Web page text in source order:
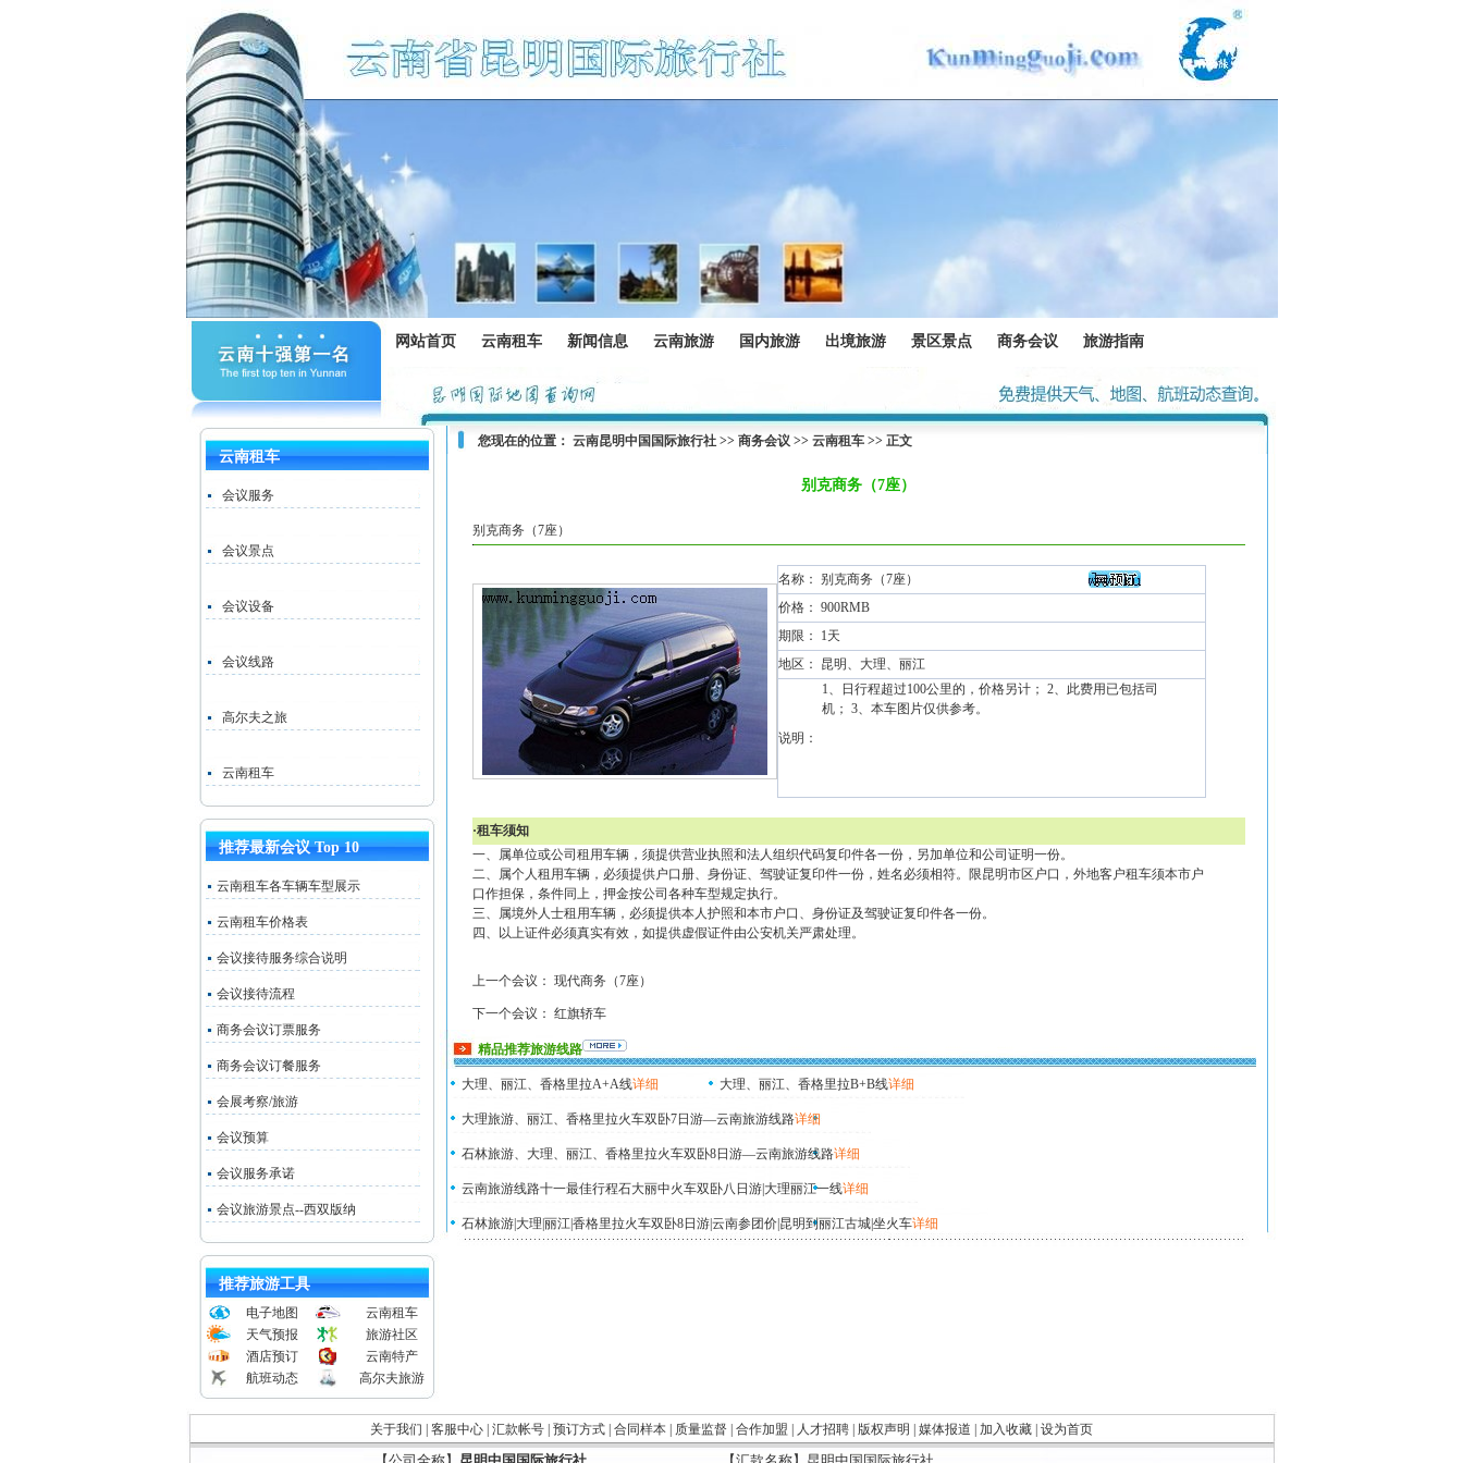
网站首页 云南租车 新闻信息 云南旅游 国内旅游 出境旅游 景区景点 商务会议 旅游指南
云南租车
会议服务
会议景点
会议设备
会议线路
高尔夫之旅
云南租车
推荐最新会议 Top 10
云南租车各车辆车型展示
云南租车价格表
会议接待服务综合说明
会议接待流程
商务会议订票服务
商务会议订餐服务
会展考察/旅游
会议预算
会议服务承诺
会议旅游景点--西双版纳
推荐旅游工具
电子地图
云南租车
天气预报
旅游社区
酒店预订
云南特产
航班动态
高尔夫旅游
您现在的位置： 云南昆明中国国际旅行社>> 商务会议>> 云南租车>> 正文
别克商务（7座）
别克商务（7座）
名称： 别克商务（7座）
价格： 900RMB
期限： 1天
地区： 昆明、大理、丽江
说明：
1、日行程超过100公里的，价格另计； 2、此费用已包括司
机； 3、本车图片仅供参考。
·租车须知
一、属单位或公司租用车辆，须提供营业执照和法人组织代码复印件各一份，另加单位和公司证明一份。
二、属个人租用车辆，必须提供户口册、身份证、驾驶证复印件一份，姓名必须相符。限昆明市区户口，外地客户租车须本市户
口作担保，条件同上，押金按公司各种车型规定执行。
三、属境外人士租用车辆，必须提供本人护照和本市户口、身份证及驾驶证复印件各一份。
四、以上证件必须真实有效，如提供虚假证件由公安机关严肃处理。
上一个会议： 现代商务（7座）
下一个会议： 红旗轿车
精品推荐旅游线路
详细
大理、丽江、香格里拉A+A线 详细
大理、丽江、香格里拉B+B线
详细
大理旅游、丽江、香格里拉火车双卧7日游—云南旅游线路
详细
石林旅游、大理、丽江、香格里拉火车双卧8日游—云南旅游线路
详细
云南旅游线路十一最佳行程石大丽中火车双卧八日游|大理丽江一线
详细
石林旅游|大理|丽江|香格里拉火车双卧8日游|云南参团价|昆明到丽江古城|坐火车
关于我们 客服中心 汇款帐号 预订方式 合同样本 质量监督 合作加盟 人才招聘 版权声明 媒体报道 加入收藏 设为首页